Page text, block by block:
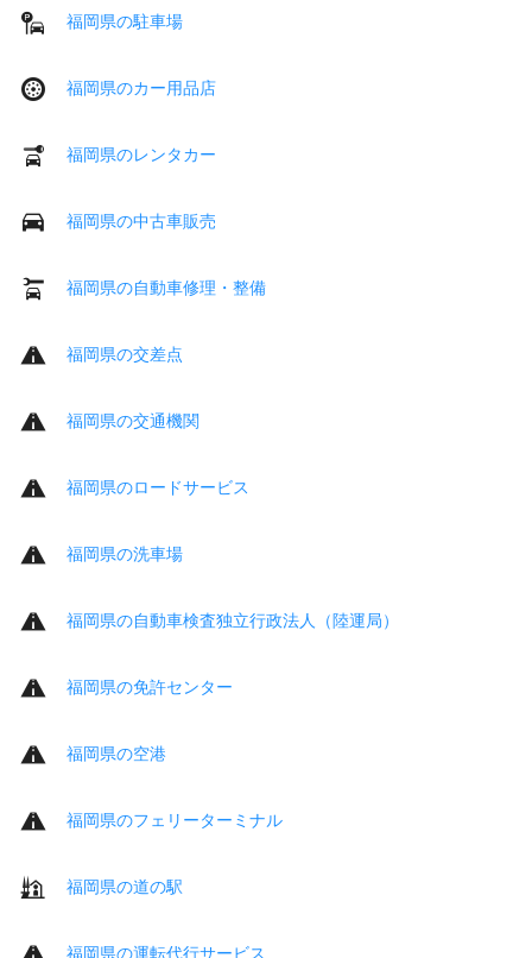
福岡県の駐車場
福岡県のカー用品店
福岡県のレンタカー
福岡県の中古車販売
福岡県の自動車修理・整備
福岡県の交差点
福岡県の交通機関
福岡県のロードサービス
福岡県の洗車場
福岡県の自動車検査独立行政法人（陸運局）
福岡県の免許センター
福岡県の空港
福岡県のフェリーターミナル
福岡県の道の駅
福岡県の運転代行サービス